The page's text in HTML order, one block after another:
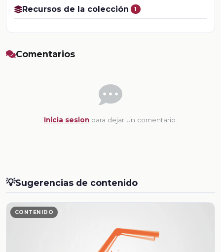
Recursos de la colección 1
Comentarios
Inicia sesion para dejar un comentario.
💡Sugerencias de contenido
CONTENIDO